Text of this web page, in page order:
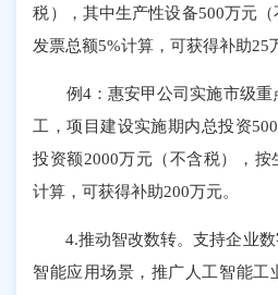
税），其中生产性设备500万元
发票总额5%计算，可获得补助25
例4：惠安甲公司实施市级重
工，项目建设实施期内总投资
投资额2000万元（不含税），
计算，可获得补助200万元。
4.推动智改数转。支持企业数
智能应用场景，推广人工智能工